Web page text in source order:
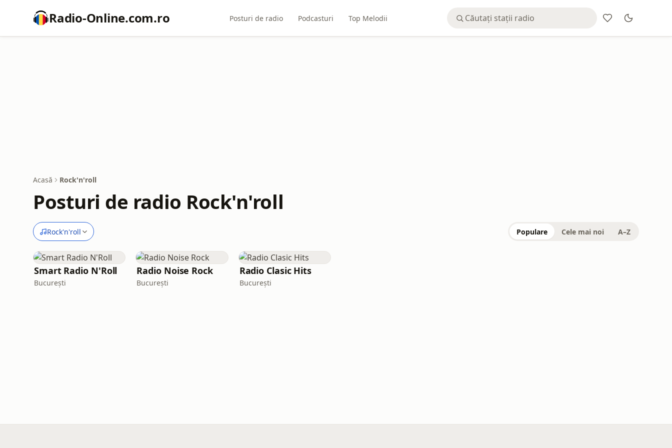
Radio-Online.com.ro Posturi de radio Podcasturi Top Melodii
Acasă Rock'n'roll
Posturi de radio Rock'n'roll
Rock'n'roll Populare Cele mai noi A–Z
Smart Radio N'Roll
București
Radio Noise Rock
București
Radio Clasic Hits
București